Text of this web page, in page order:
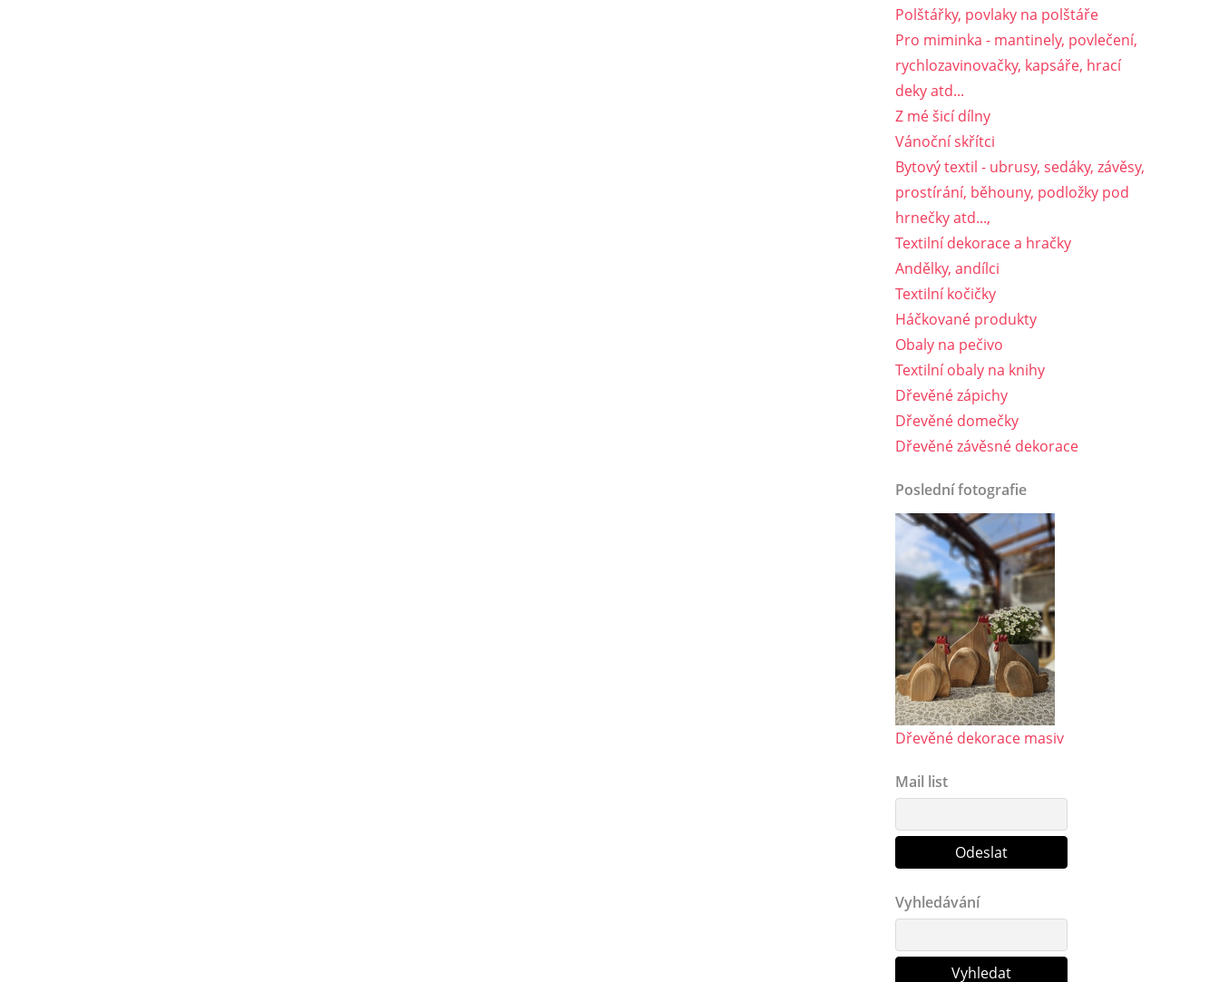
Polštářky, povlaky na polštáře
Pro miminka - mantinely, povlečení,
rychlozavinovačky, kapsáře, hrací
deky atd...
Z mé šicí dílny
Vánoční skřítci
Bytový textil - ubrusy, sedáky, závěsy,
prostírání, běhouny, podložky pod
hrnečky atd...,
Textilní dekorace a hračky
Andělky, andílci
Textilní kočičky
Háčkované produkty
Obaly na pečivo
Textilní obaly na knihy
Dřevěné zápichy
Dřevěné domečky
Dřevěné závěsné dekorace
Poslední fotografie
Dřevěné dekorace masiv
Mail list
Vyhledávání